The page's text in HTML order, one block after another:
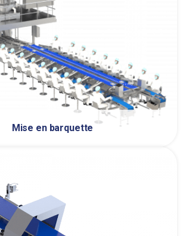
Mise en barquette